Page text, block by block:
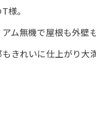
様。
ム無機で屋根も外壁
きれいに仕上がり大